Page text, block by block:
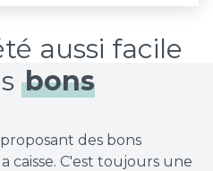
aussi facile
bons
des bons
caisse. C'est toujours une